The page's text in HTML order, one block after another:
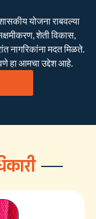
योजना राबवल्या
शेती विकास,
नागरिकांना मदत मिळते.
हा आमचा उद्देश आहे.